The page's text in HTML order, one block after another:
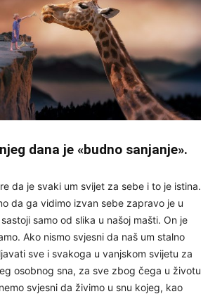
dana je «budno sanjanje».
da je svaki um svijet za sebe i to je istina.
da ga vidimo izvan sebe zapravo je u
samo od slika u našoj mašti. On je
Ako nismo svjesni da naš um stalno
sve i svakoga u vanjskom svijetu za
osobnog sna, za sve zbog čega u životu
svjesni da živimo u snu kojeg, kao